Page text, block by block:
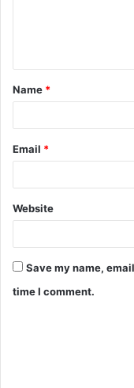
Name *
Email *
Website
Save my name,
time I comment.